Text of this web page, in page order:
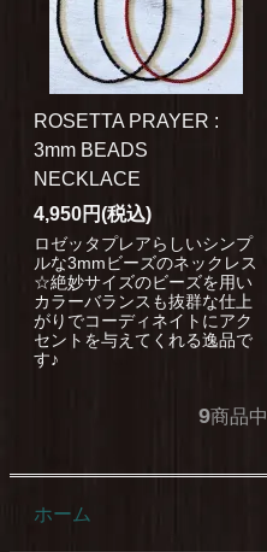
ROSETTA PRAYER :
3mm BEADS
NECKLACE
4,950円(税込)
ロゼッタプレアらしいシンプ
ルな3mmビーズのネックレス
☆絶妙サイズのビーズを用い
カラーバランスも抜群な仕上
がりでコーディネイトにアク
セントを与えてくれる逸品で
す♪
9商品中
ホーム